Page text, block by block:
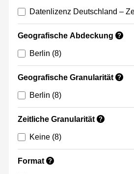
Datenlizenz Deutschland –
Geografische Abdeckung ?
Berlin (8)
Geografische Granularität ?
Berlin (8)
Zeitliche Granularität ?
Keine (8)
Format ?